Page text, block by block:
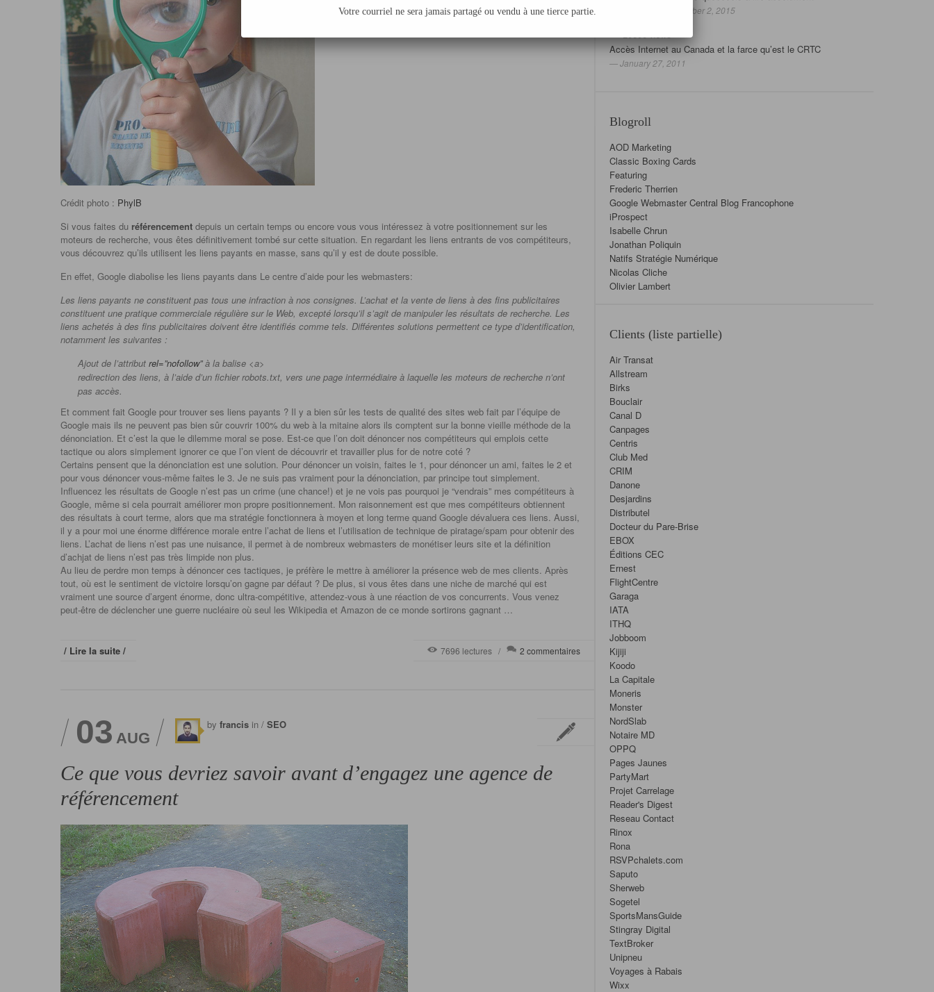
Crédit photo : PhylB
Si vous faites du référencement depuis un certain temps ou encore vous vous intéressez à votre positionnement sur les
moteurs de recherche, vous êtes définitivement tombé sur cette situation. En regardant les liens entrants de vos compétiteurs,
vous découvrez qu’ils utilisent les liens payants en masse, sans qu’il y est de doute possible.
En effet, Google diabolise les liens payants dans Le centre d’aide pour les webmasters:
Les liens payants ne constituent pas tous une infraction à nos consignes. L’achat et la vente de liens à des fins publicitaires
constituent une pratique commerciale régulière sur le Web, excepté lorsqu’il s’agit de manipuler les résultats de recherche. Les
liens achetés à des fins publicitaires doivent être identifiés comme tels. Différentes solutions permettent ce type d’identification,
notamment les suivantes :
Ajout de l’attribut rel=”nofollow”à la balise <a>
redirection des liens, à l’aide d’un fichier robots.txt, vers une page intermédiaire à laquelle les moteurs de recherche n’ont
pas accès.
Et comment fait Google pour trouver ses liens payants ? Il y a bien sûr les tests de qualité des sites web fait par l’équipe de
Google mais ils ne peuvent pas bien sûr couvrir 100% du web à la mitaine alors ils comptent sur la bonne vieille méthode de la
dénonciation. Et c’est la que le dilemme moral se pose. Est-ce que l’on doit dénoncer nos compétiteurs qui emplois cette
tactique ou alors simplement ignorer ce que l’on vient de découvrir et travailler plus for de notre coté ?
Certains pensent que la dénonciation est une solution. Pour dénoncer un voisin, faites le 1, pour dénoncer un ami, faites le 2 et
pour vous dénoncer vous-même faites le 3. Je ne suis pas vraiment pour la dénonciation, par principe tout simplement.
Influencez les résultats de Google n’est pas un crime (une chance!) et je ne vois pas pourquoi je “vendrais” mes compétiteurs à
Google, même si cela pourrait améliorer mon propre positionnement. Mon raisonnement est que mes compétiteurs obtiennent
des résultats à court terme, alors que ma stratégie fonctionnera à moyen et long terme quand Google dévaluera ces liens. Aussi,
il y a pour moi une énorme différence morale entre l’achat de liens et l’utilisation de technique de piratage/spam pour obtenir des
liens. L’achat de liens n’est pas une nuisance, il permet à de nombreux webmasters de monétiser leurs site et la définition
d’achjat de liens n’est pas très limpide non plus.
Au lieu de perdre mon temps à dénoncer ces tactiques, je préfère le mettre à améliorer la présence web de mes clients. Après
tout, où est le sentiment de victoire lorsqu’on gagne par défaut ? De plus, si vous êtes dans une niche de marché qui est
vraiment une source d’argent énorme, donc ultra-compétitive, attendez-vous à une réaction de vos concurrents. Vous venez
peut-être de déclencher une guerre nucléaire où seul les Wikipedia et Amazon de ce monde sortirons gagnant …
/ Lire la suite / 7696 lectures / 2 commentaires
03 AUG
by francis in / SEO
Ce que vous devriez savoir avant d’engagez une agence de
référencement
— December 2, 2015
Accès Internet au Canada et la farce qu’est le CRTC
— January 27, 2011
Blogroll
AOD Marketing
Classic Boxing Cards
Featuring
Frederic Therrien
Google Webmaster Central Blog Francophone
iProspect
Isabelle Chrun
Jonathan Poliquin
Natifs Stratégie Numérique
Nicolas Cliche
Olivier Lambert
Clients (liste partielle)
Air Transat
Allstream
Birks
Bouclair
Canal D
Canpages
Centris
Club Med
CRIM
Danone
Desjardins
Distributel
Docteur du Pare-Brise
EBOX
Éditions CEC
Ernest
FlightCentre
Garaga
IATA
ITHQ
Jobboom
Kijiji
Koodo
La Capitale
Moneris
Monster
NordSlab
Notaire MD
OPPQ
Pages Jaunes
PartyMart
Projet Carrelage
Reader's Digest
Reseau Contact
Rinox
Rona
RSVPchalets.com
Saputo
Sherweb
Sogetel
SportsMansGuide
Stingray Digital
TextBroker
Unipneu
Voyages à Rabais
Wixx
Votre courriel ne sera jamais partagé ou vendu à une tierce partie.